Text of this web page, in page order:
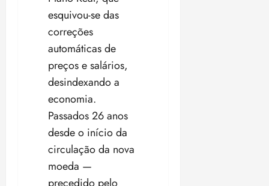
esquivou-se das
correções
automáticas de
preços e salários,
desindexando a
economia.
Passados 26 anos
desde o início da
circulação da nova
moeda —
precedido pelo